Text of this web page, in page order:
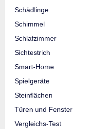
Schädlinge
Schimmel
Schlafzimmer
Sichtestrich
Smart-Home
Spielgeräte
Steinflächen
Türen und Fenster
Vergleichs-Test